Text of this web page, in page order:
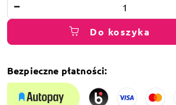
Do koszyka
Bezpieczne płatności: